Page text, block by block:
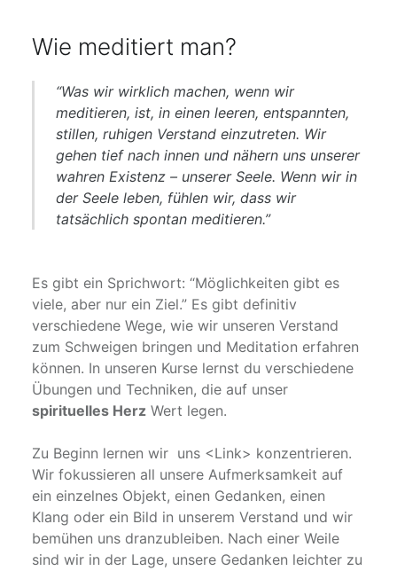
Wie meditiert man?
“Was wir wirklich machen, wenn wir
meditieren, ist, in einen leeren, entspannten,
stillen, ruhigen Verstand einzutreten. Wir
gehen tief nach innen und nähern uns unserer
wahren Existenz – unserer Seele. Wenn wir in
der Seele leben, fühlen wir, dass wir
tatsächlich spontan meditieren.”
Es gibt ein Sprichwort: “Möglichkeiten gibt es
viele, aber nur ein Ziel.” Es gibt definitiv
verschiedene Wege, wie wir unseren Verstand
zum Schweigen bringen und Meditation erfahren
können. In unseren Kurse lernst du verschiedene
Übungen und Techniken, die auf unser
spirituelles HerzWert legen.
Zu Beginn lernen wir uns <Link> konzentrieren.
Wir fokussieren all unsere Aufmerksamkeit auf
ein einzelnes Objekt, einen Gedanken, einen
Klang oder ein Bild in unserem Verstand und wir
bemühen uns dranzubleiben. Nach einer Weile
sind wir in der Lage, unsere Gedanken leichter zu